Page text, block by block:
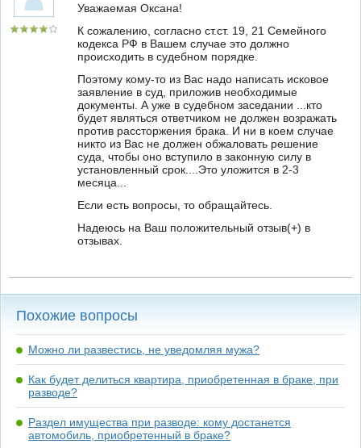
Уважаемая Оксана!
К сожалению, согласно ст.ст. 19, 21 Семейного
кодекса РФ в Вашем случае это должно
происходить в судебном порядке.
Поэтому кому-то из Вас надо написать исковое
заявление в суд, приложив необходимые
документы. А уже в судебном заседании ...кто
будет являться ответчиком не должен возражать
против рассторжения брака. И ни в коем случае
никто из Вас не должен обжаловать решение
суда, чтобы оно вступило в законную силу в
установленный срок....Это уложится в 2-3
месяца...
Если есть вопросы, то обращайтесь.
Надеюсь на Ваш положительный отзыв(+) в
отзывах.
Похожие вопросы
Можно ли развестись, не уведомляя мужа?
Как будет делиться квартира, приобретенная в браке, при
разводе?
Раздел имущества при разводе: кому достанется
автомобиль, приобретенный в браке?